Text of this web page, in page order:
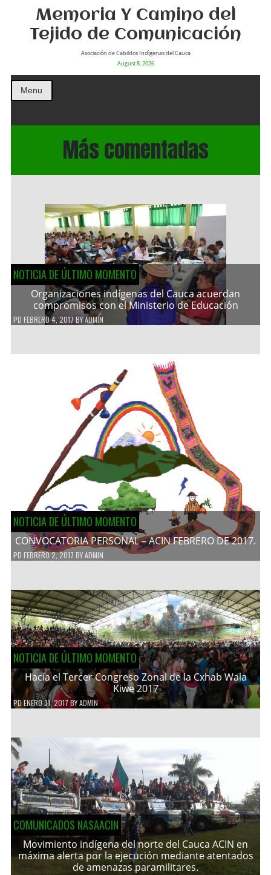
Memoria Y Camino del
Tejido de Comunicación
Asociación de Cabildos Indìgenas del Cauca
August 8, 2026
Menu
Más comentadas
NOTICIA DE ÚLTIMO MOMENTO
Organizaciones indígenas del Cauca acuerdan
compromisos con el Ministerio de Educación
PD FEBRERO 4, 2017 BYADMIN
NOTICIA DE ÚLTIMO MOMENTO
CONVOCATORIA PERSONAL – ACIN FEBRERO DE 2017.
PD FEBRERO 2, 2017 BYADMIN
NOTICIA DE ÚLTIMO MOMENTO
Hacía el Tercer Congreso Zonal de la Cxhab Wala
Kiwe 2017
PDENERO 31, 2017 BYADMIN
COMUNICADOS NASAACIN
Movimiento indígena del norte del Cauca ACIN en
máxima alerta por la ejecución mediante atentados
de amenazas paramilitares.